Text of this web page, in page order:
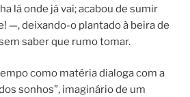
lá onde já vai; acabou de sumir
—, deixando-o plantado à beira de
saber que rumo tomar.
como matéria dialoga com a
sonhos”, imaginário de um